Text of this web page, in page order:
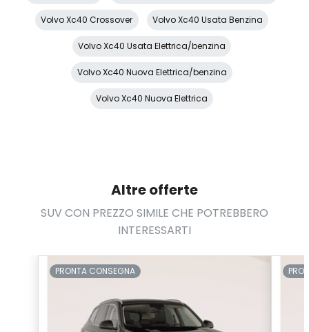
Sedile riscaldato lato guidatore
Sedili abbattibili
Sedili regolabili elettricamente
Volvo Xc40 Crossover Volvo Xc40 Usata Benzina
Volvo Xc40 Usata Elettrica/benzina
Volvo Xc40 Nuova Elettrica/benzina
Volvo Xc40 Nuova Elettrica
Altre offerte
SUV CON PREZZO SIMILE CHE POTREBBERO
INTERESSARTI
PRONTA CONSEGNA